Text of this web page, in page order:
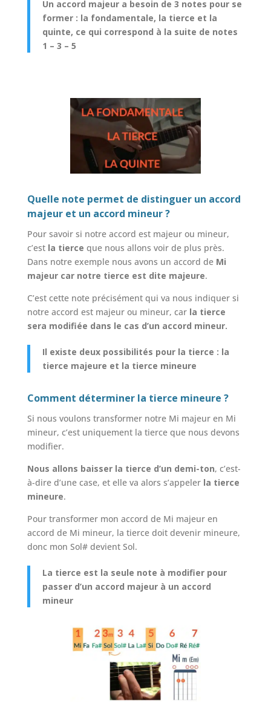
Un accord majeur a besoin de 3 notes pour se
former : la fondamentale, la tierce et la
quinte, ce qui correspond à la suite de notes
1 – 3 – 5
Quelle note permet de distinguer un accord
majeur et un accord mineur ?
Pour savoir si notre accord est majeur ou mineur,
c’est la tierce que nous allons voir de plus près.
Dans notre exemple nous avons un accord de Mi
majeur car notre tierce est dite majeure.
C’est cette note précisément qui va nous indiquer si
notre accord est majeur ou mineur, car la tierce
sera modifiée dans le cas d’un accord mineur.
Il existe deux possibilités pour la tierce : la
tierce majeure et la tierce mineure
Comment déterminer la tierce mineure ?
Si nous voulons transformer notre Mi majeur en Mi
mineur, c’est uniquement la tierce que nous devons
modifier.
Nous allons baisser la tierce d’un demi-ton, c’est-
à-dire d’une case, et elle va alors s’appeler la tierce
mineure.
Pour transformer mon accord de Mi majeur en
accord de Mi mineur, la tierce doit devenir mineure,
donc mon Sol# devient Sol.
La tierce est la seule note à modifier pour
passer d’un accord majeur à un accord
mineur